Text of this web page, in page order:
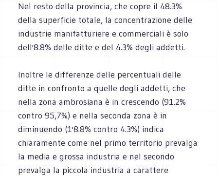
Nel resto della provincia, che copre il 48.3%
della superficie totale, la concentrazione delle
industrie manifatturiere e commerciali è solo
dell'8.8% delle ditte e del 4.3% degli addetti.
Inoltre le differenze delle percentuali delle
ditte in confronto a quelle degli addetti, che
nella zona ambrosiana è in crescendo (91.2%
contro 95,7%) e nella seconda zona è in
diminuendo (1'8.8% contro 4.3%) indica
chiaramente come nel primo territorio prevalga
la media e grossa industria e nel secondo
prevalga la piccola industria a carattere